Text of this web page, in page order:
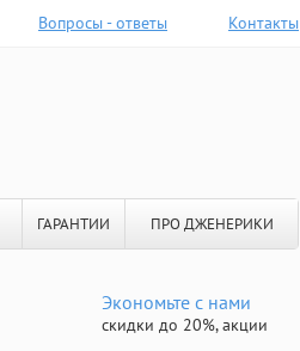
Вопросы - ответы Контакты
ГАРАНТИИ ПРО ДЖЕНЕРИКИ
Экономьте с нами
скидки до 20%, акции